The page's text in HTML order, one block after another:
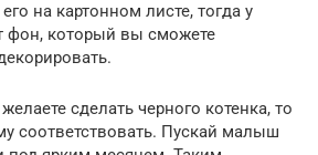
на картонном листе, тогда у
фон, который вы сможете
сделать черного котенка, то
соответствовать. Пускай малыш